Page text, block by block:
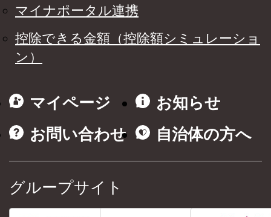
マイナポータル連携
控除できる金額（控除額シミュレーショ
ン）
マイページ
お知らせ
お問い合わせ
自治体の方へ
グループサイト